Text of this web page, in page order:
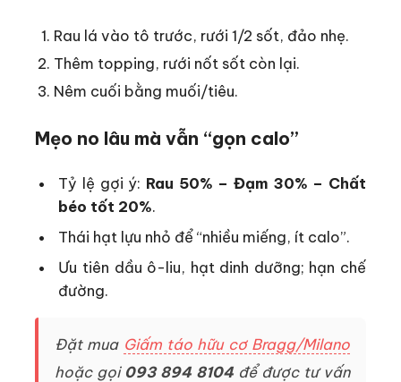
Rau lá vào tô trước, rưới 1/2 sốt, đảo nhẹ.
Thêm topping, rưới nốt sốt còn lại.
Nêm cuối bằng muối/tiêu.
Mẹo no lâu mà vẫn “gọn calo”
Tỷ lệ gợi ý: Rau 50% – Đạm 30% – Chất
béo tốt 20%.
Thái hạt lựu nhỏ để “nhiều miếng, ít calo”.
Ưu tiên dầu ô-liu, hạt dinh dưỡng; hạn chế
đường.
Đặt mua Giấm táo hữu cơ Bragg/Milano
hoặc gọi 093 894 8104 để được tư vấn